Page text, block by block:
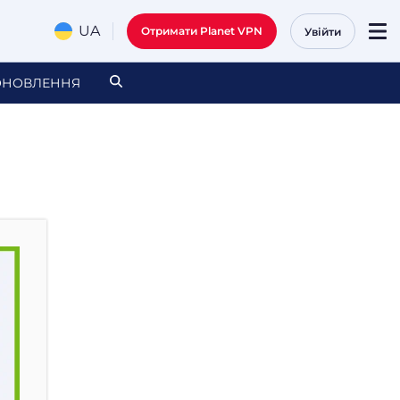
UA Отримати Planet VPN Увійти